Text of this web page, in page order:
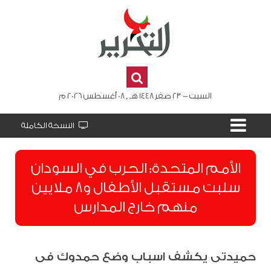
السبت - 23 صفر 1448 هـ , 08 أغسطس 2026 م
النسخة الكاملة
الأمم المتحدة: الحرب في السودان
سلبت مستقبل الأطفال و8 ملايين
منهم خارج المدارس
حميدتي يكشف اسباب وضع حمدوك فى